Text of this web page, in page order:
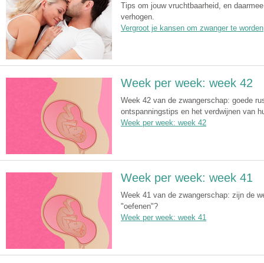
Tips om jouw vruchtbaarheid, en
verhogen.
Vergroot je kansen om zwanger te worden
Week per week: week 42
Week 42 van de zwangerschap: goede
ontspanningstips en het verdwijnen van
Week per week: week 42
Week per week: week 41
Week 41 van de zwangerschap: zijn de
"oefenen"?
Week per week: week 41